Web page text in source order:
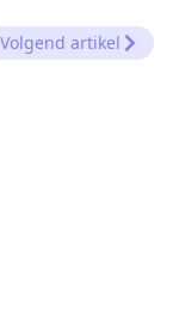
Volgend artikel